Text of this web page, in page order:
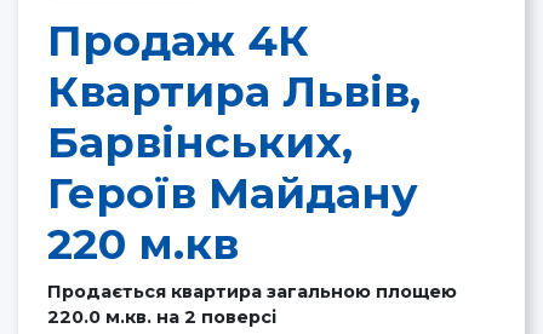
Продаж 4К
Квартира Львів,
Барвінських,
Героїв Майдану
220 м.кв
Продається квартира загальною площею
220.0 м.кв. на 2 поверсі